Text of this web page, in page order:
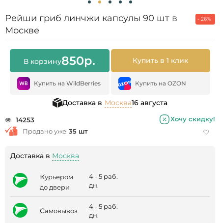
Рейши гриб линчжи капсулы 90 шт в
Москве
- 26%
В корзину850р. Купить в 1 клик
Купить на WildBerries Купить на OZON
Доставка в Москва16 августа
14253
Хочу скидку!
Продано уже 35 шт
Доставка в Москва
курьером
до двери
4 - 5 раб.
дн.
самовывоз
4 - 5 раб.
дн.